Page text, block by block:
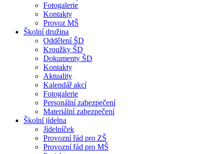
Fotogalerie
Kontakty
Provoz MŠ
Školní družina
Oddělení ŠD
Kroužky ŠD
Dokumenty ŠD
Kontakty
Aktuality
Kalendář akcí
Fotogalerie
Personální zabezpečení
Materiální zabezpečení
Školní jídelna
Jídelníček
Provozní řád pro ZŠ
Provozní řád pro MŠ